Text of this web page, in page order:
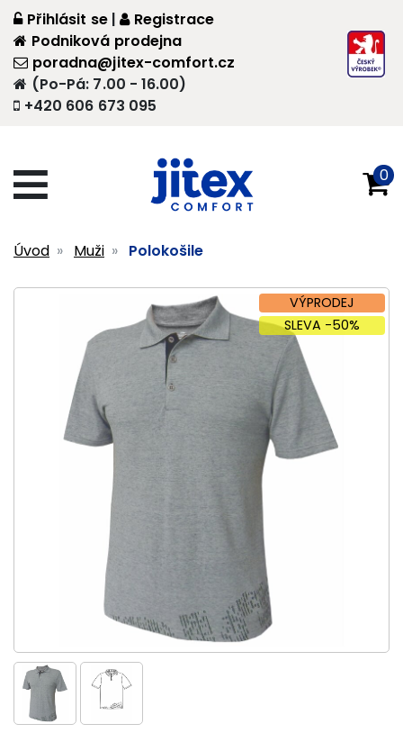
+420 606 673 095
(Po-Pá: 7.00 - 16.00)
poradna@jitex-comfort.cz
Přihlásit se |
Registrace
Podniková prodejna
0
Úvod Muži Polokošile
VÝPRODEJ
SLEVA -50%